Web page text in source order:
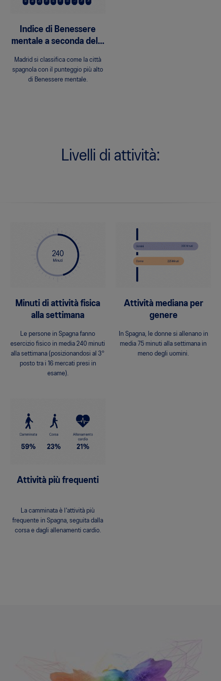
Indice di Benessere
mentale a seconda della
Madrid si classifica come la città
spagnola con il punteggio più alto
di Benessere mentale.
Livelli di attività:
Minuti di attività fisica
alla settimana
Le persone in Spagna fanno
esercizio fisico in media 240 minuti
alla settimana (posizionandosi al 3°
posto tra i 16 mercati presi in
esame).
Attività mediana per
genere
In Spagna, le donne si allenano in
media 75 minuti alla settimana in
meno degli uomini.
Attività più frequenti
La camminata è l'attività più
frequente in Spagna, seguita dalla
corsa e dagli allenamenti cardio.